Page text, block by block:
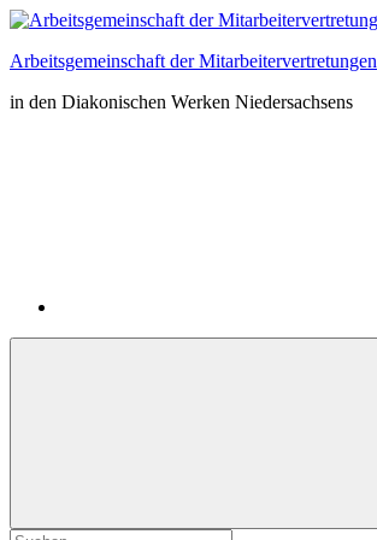
Zum
springen
Arbeitsgemeinschaft der Mitarbeitervertretungen
in den Diakonischen Werken Niedersachsens
Suchformular